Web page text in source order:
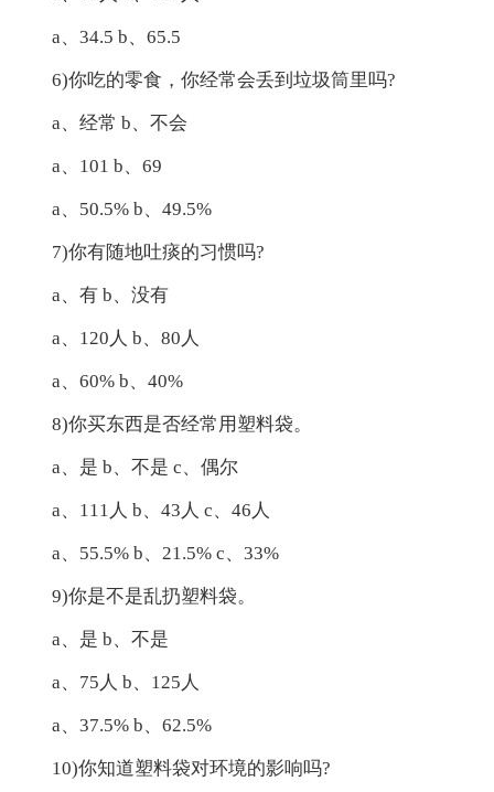
a、34.5 b、65.5
6)你吃的零食，你经常会丢到垃圾筒里吗?
a、经常 b、不会
a、101 b、69
a、50.5% b、49.5%
7)你有随地吐痰的习惯吗?
a、有 b、没有
a、120人 b、80人
a、60% b、40%
8)你买东西是否经常用塑料袋。
a、是 b、不是 c、偶尔
a、111人 b、43人 c、46人
a、55.5% b、21.5% c、33%
9)你是不是乱扔塑料袋。
a、是 b、不是
a、75人 b、125人
a、37.5% b、62.5%
10)你知道塑料袋对环境的影响吗?